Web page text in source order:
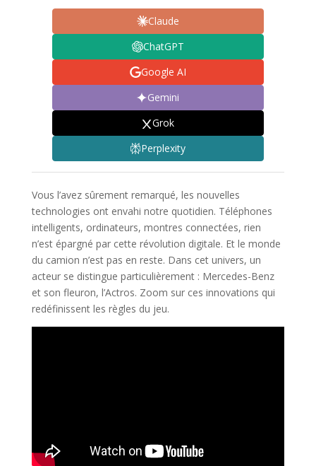
Claude
ChatGPT
Google AI
Gemini
Grok
Perplexity
Vous l’avez sûrement remarqué, les nouvelles
technologies ont envahi notre quotidien. Téléphones
intelligents, ordinateurs, montres connectées, rien
n’est épargné par cette révolution digitale. Et le monde
du camion n’est pas en reste. Dans cet univers, un
acteur se distingue particulièrement : Mercedes-Benz
et son fleuron, l’Actros. Zoom sur ces innovations qui
redéfinissent les règles du jeu.